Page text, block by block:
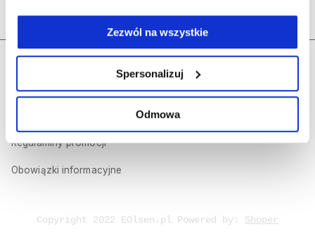
Zezwól na wszystkie
Spersonalizuj
Odmowa
Regulamin sklepu internetowego
Polityka prywatności
Regulaminy promocji
Obowiązki informacyjne
Dołącz do nas
Copyright 2022 EOlsen.pl Powered by: Shoper